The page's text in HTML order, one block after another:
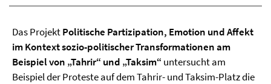
Das ProjektPolitische Partizipation, Emotion und Affekt
im Kontext sozio-politischer Transformationen am
Beispiel von „Tahrir“ und „Taksim“ untersucht am
Beispiel der Proteste auf dem Tahrir- und Taksim-Platz die